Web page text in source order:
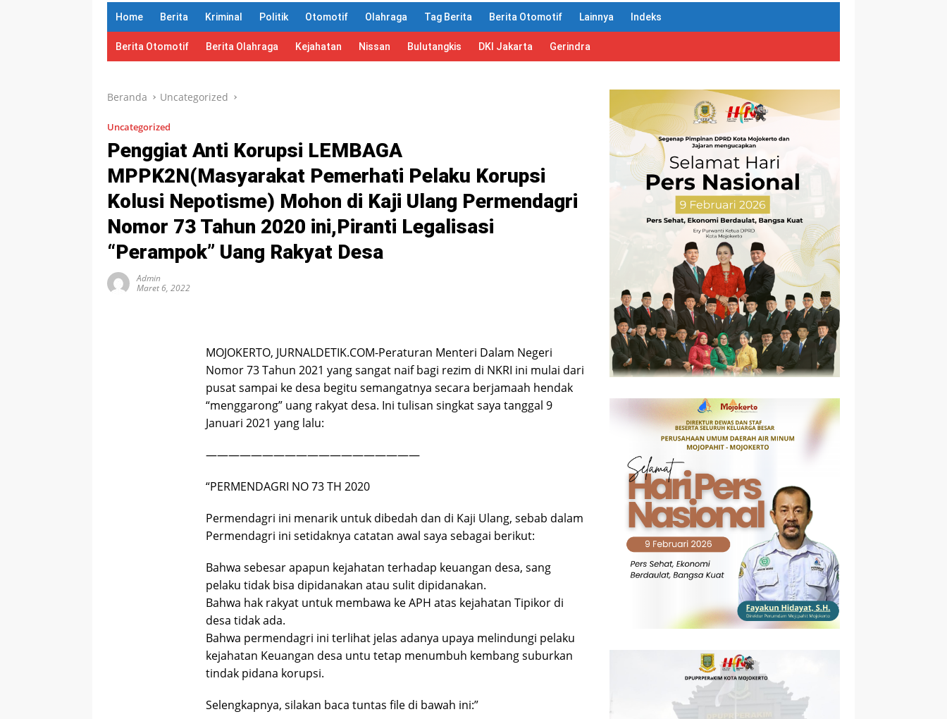
Home Berita Kriminal Politik Otomotif Olahraga Tag Berita Berita Otomotif Lainnya Indeks
Berita Otomotif Berita Olahraga Kejahatan Nissan Bulutangkis DKI Jakarta Gerindra
Beranda Uncategorized
Uncategorized
Penggiat Anti Korupsi LEMBAGA
MPPK2N(Masyarakat Pemerhati Pelaku Korupsi
Kolusi Nepotisme) Mohon di Kaji Ulang Permendagri
Nomor 73 Tahun 2020 ini,Piranti Legalisasi
“Perampok” Uang Rakyat Desa
Admin
Maret 6, 2022
MOJOKERTO, JURNALDETIK.COM-Peraturan Menteri Dalam Negeri
Nomor 73 Tahun 2021 yang sangat naif bagi rezim di NKRI ini mulai dari
pusat sampai ke desa begitu semangatnya secara berjamaah hendak
“menggarong” uang rakyat desa. Ini tulisan singkat saya tanggal 9
Januari 2021 yang lalu:
———————————————————
“PERMENDAGRI NO 73 TH 2020
Permendagri ini menarik untuk dibedah dan di Kaji Ulang, sebab dalam
Permendagri ini setidaknya catatan awal saya sebagai berikut:
Bahwa sebesar apapun kejahatan terhadap keuangan desa, sang
pelaku tidak bisa dipidanakan atau sulit dipidanakan.
Bahwa hak rakyat untuk membawa ke APH atas kejahatan Tipikor di
desa tidak ada.
Bahwa permendagri ini terlihat jelas adanya upaya melindungi pelaku
kejahatan Keuangan desa untu tetap menumbuh kembang suburkan
tindak pidana korupsi.
Selengkapnya, silakan baca tuntas file di bawah ini:”